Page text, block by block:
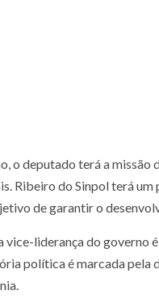
o deputado terá a
Ribeiro do Sinpol terá
de garantir o
vice-liderança do governo
política é marcada pela